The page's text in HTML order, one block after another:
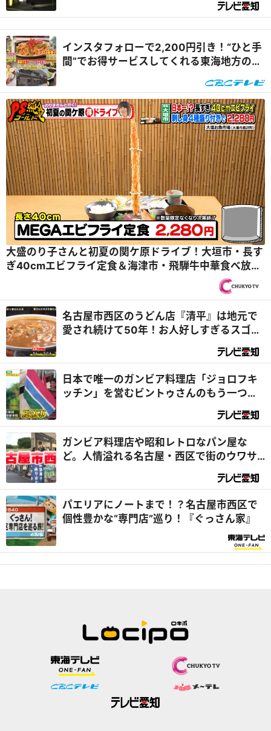
インスタフォローで2,200円引き！“ひと手
間”でお得サービスしてくれる東海地方のグ
大盛のり子さんと初夏の関ケ原ドライブ！大垣市・長す
ぎ40cmエビフライ定食＆海津市・飛騨牛中華食べ放
名古屋市西区のうどん店『清平』は地元で
愛され続けて50年！お人好しすぎるスゴイ
店だった！？『デラメチャ気になる！』
日本で唯一のガンビア料理店「ジョロフキ
ッチン」を営むビントゥさんのもう一つの
顔は『総領事』⁉｜デラメチャ気になる！
ガンビア料理店や昭和レトロなパン屋な
ど。人情溢れる名古屋・西区で街のウワサ
を大調査！（前編）｜デラメチャ気にな
パエリアにノートまで！？名古屋市西区で
個性豊かな“専門店”巡り！『ぐっさん家』